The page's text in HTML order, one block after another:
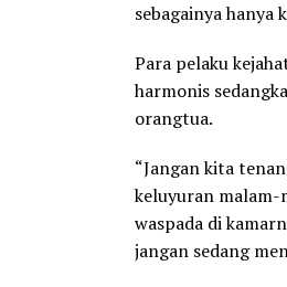
sebagainya hanya
Para pelaku
harmonis
orangtua.
“Jangan kita
keluyuran malam-
waspada di
jangan sedang